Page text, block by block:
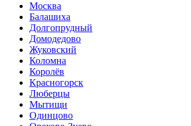
Москва
Балашиха
Долгопрудный
Домодедово
Жуковский
Коломна
Королёв
Красногорск
Люберцы
Мытищи
Одинцово